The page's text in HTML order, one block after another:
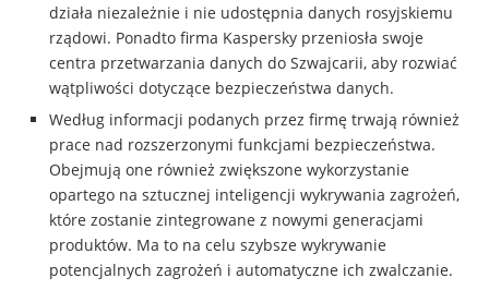
działa niezależnie i nie udostępnia danych rosyjskiemu
rządowi. Ponadto firma Kaspersky przeniosła swoje
centra przetwarzania danych do Szwajcarii, aby rozwiać
wątpliwości dotyczące bezpieczeństwa danych.
Według informacji podanych przez firmę trwają również
prace nad rozszerzonymi funkcjami bezpieczeństwa.
Obejmują one również zwiększone wykorzystanie
opartego na sztucznej inteligencji wykrywania zagrożeń,
które zostanie zintegrowane z nowymi generacjami
produktów. Ma to na celu szybsze wykrywanie
potencjalnych zagrożeń i automatyczne ich zwalczanie.